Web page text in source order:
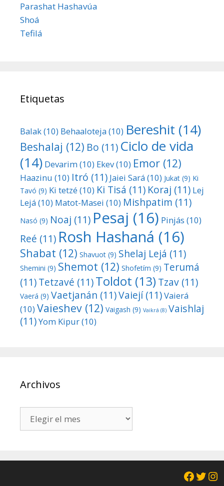
Parashat Hashavúa
Shoá
Tefilá
Etiquetas
Balak(10) Behaaloteja(10) Bereshit (14)
Beshalaj (12) Bo (11) Ciclo de vida
(14) Devarim(10) Ekev(10) Emor (12)
Haazinu (10) Itró (11) Jaiei Sará(10) Jukat (9) Ki
Tavó (9) Ki tetzé(10) Ki Tisá (11) Koraj (11) Lej
Lejá(10) Matot-Masei (10) Mishpatim (11)
Nasó (9) Noaj (11) Pesaj (16) Pinjás (10)
Reé (11) Rosh Hashaná (16)
Shabat (12) Shavuot (9) Shelaj Lejá (11)
Shemini (9) Shemot (12) Shofetím (9) Terumá
(11)Tetzavé (11)Toldot (13) Tzav (11)
Vaerá (9) Vaetjanán (11)Vaiejí(11)Vaierá
(10) Vaieshev (12) Vaigash (9) Vaikrá (8) Vaishlaj
(11)Yom Kipur(10)
Archivos